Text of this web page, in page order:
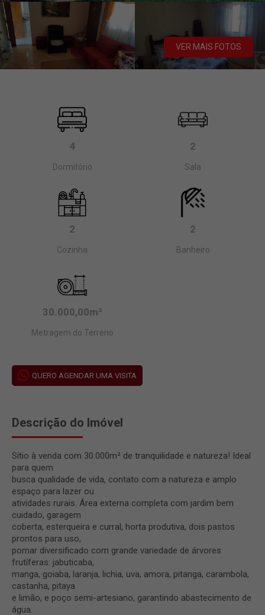
VER MAIS FOTOS
4
Dormitório
2
Sala
2
Cozinha
2
Banheiro
30.000,00m²
Metragem do Terreno
QUERO AGENDAR UMA VISITA
Descrição do Imóvel
Sítio à venda com 30.000m² de tranquilidade e natureza! Ideal
para quem
busca qualidade de vida, contato com a natureza e amplo
espaço para lazer ou
atividades rurais. Área externa completa com jardim bem
cuidado, garagem
coberta, esterqueira e curral, horta produtiva, dois pastos
prontos para uso,
pomar diversificado com grande variedade de árvores
frutíferas: jabuticaba,
manga, goiaba, laranja, lichia, uva, amora, pitanga, carambola,
castanha, pitaya
e limão, e poço semi-artesiano, garantindo abastecimento de
água.